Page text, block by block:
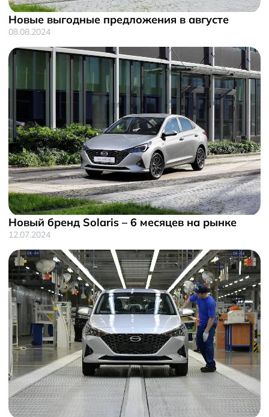
Новые выгодные предложения в августе
08.08.2024
Новый бренд Solaris – 6 месяцев на рынке
12.07.2024